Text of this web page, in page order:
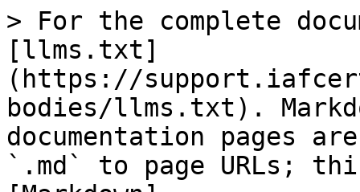
> For the complete
[llms.txt]
(https://
bodies/llms.txt).
documentation pages
`.md` to page URLs;